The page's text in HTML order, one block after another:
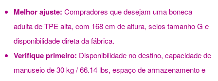
Melhor ajuste: Compradores que desejam uma boneca
adulta de TPE alta, com 168 cm de altura, seios tamanho G e
disponibilidade direta da fábrica.
Verifique primeiro: Disponibilidade no destino, capacidade de
manuseio de 30 kg / 66.14 lbs, espaço de armazenamento e